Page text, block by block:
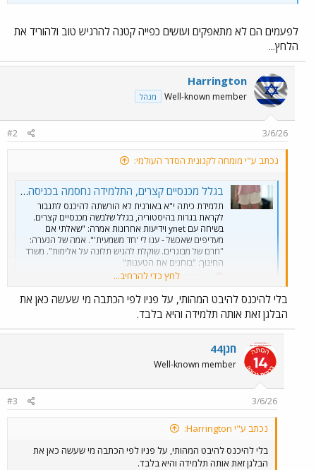
לפעמים הם לא מתאפקים ועושים כפייה קטנה להרגיש טוב ולהוריד את
הלחץ...
Harrington
Well-known member מנהל
3/6/26
#2
נכתב ע"י מומחה לקנונית הסדר העולמי:
בגלל מכנסיים קצרים, התלמידה נחסמה בכניסה לכיתה: "הרגשתי כל כך מושפלת"
תלמידת כיתה י"א באורנית לא הורשתה להיכנס לתגבור
לקראת בגרות בהיסטוריה, בגלל שלבשה מכנסיים קצרים.
בשיחה עם ynet וידיעות אחרונות אמרה: "שאלתי אם
מעדיפים שאכשל - ענו לי 'חד משמעית'". אמה של הנערה:
"חרם של מבוגרים. שוקלת להגיש תלונה על אלימות". משרד
החינוך: "בוחנים את הטענות"
www.ynet.co.il
לפעמים הם לא מתאפקים ועושים כפייה קטנה להרגיש טוב ולהוריד את
הלחץ...
לחץ כדי להרחיב...
בלי להיכנס להיבט המהותי, על פניו לפי הכתבה מי שעשה כאן את
הבלגן זאת אותה תלמידה והיא בלבד.
חנן44
Well-known member
3/6/26
#3
נכתב ע"י Harrington:
בלי להיכנס להיבט המהותי, על פניו לפי הכתבה מי שעשה כאן את
הבלגן זאת אותה תלמידה והיא בלבד.